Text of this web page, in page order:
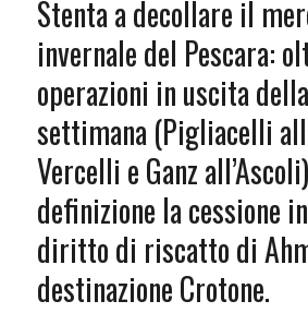
Stenta a decollare il
invernale del Pescara:
operazioni in uscita
settimana (Pigliacelli
Vercelli e Ganz
definizione la cessione
diritto di riscatto di
destinazione Crotone.